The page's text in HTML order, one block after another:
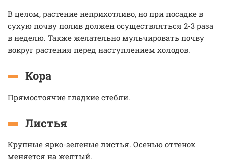
В целом, растение неприхотливо, но при посадке в
сухую почву полив должен осуществляться 2-3 раза
в неделю. Также желательно мульчировать почву
вокруг растения перед наступлением холодов.
Кора
Прямостоячие гладкие стебли.
Листья
Крупные ярко-зеленые листья. Осенью оттенок
меняется на желтый.